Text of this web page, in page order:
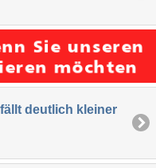
deutlich kleiner